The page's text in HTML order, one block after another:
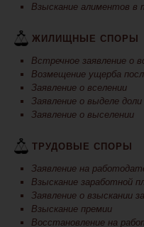
Взыскание алиментов в
ЖИЛИЩНЫЕ СПОРЫ
Встречное заявление о
Возмещение ущерба
Заявление о вселении
Заявление о выделе
Заявление о выселении
ТРУДОВЫЕ СПОРЫ
Заявление на
Взыскание заработной
Заявление о взыскании
Взыскание премии
Восстановление на